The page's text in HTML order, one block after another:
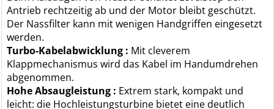
Antrieb rechtzeitig ab und der Motor bleibt geschützt.
Der Nassfilter kann mit wenigen Handgriffen eingesetzt
werden.
Turbo-Kabelabwicklung : Mit cleverem
Klappmechanismus wird das Kabel im Handumdrehen
abgenommen.
Hohe Absaugleistung : Extrem stark, kompakt und
leicht: die Hochleistungsturbine bietet eine deutlich